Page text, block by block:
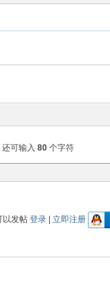
还可输入 80 个字符
以发帖 登录| 立即注册